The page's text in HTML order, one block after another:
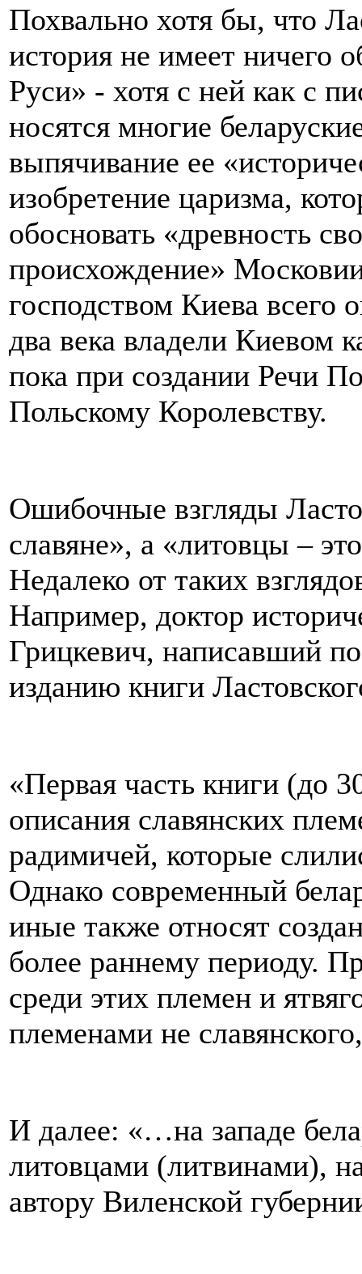
Похвально хотя бы, что
история не имеет ничего
Руси» - хотя с ней как с
носятся многие
выпячивание ее
изобретение царизма,
обосновать «древность
происхождение»
господством Киева всего
два века владели Киевом
пока при создании Речи
Польскому Королевству.
Ошибочные взгляды
славяне», а «литовцы –
Недалеко от таких
Например, доктор
Грицкевич, написавший
изданию книги
«Первая часть книги (до
описания славянских
радимичей, которые
Однако современный
иные также относят
более раннему периоду.
среди этих племен и
племенами не
И далее: «…на западе
литовцами (литвинами),
автору Виленской